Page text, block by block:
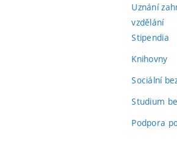
Uznání
vzdělání
Stipendia
Knihovny
Sociální
Studium
Podpora